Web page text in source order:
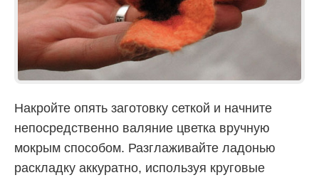
Накройте опять заготовку сеткой и начните
непосредственно валяние цветка вручную
мокрым способом. Разглаживайте ладонью
раскладку аккуратно, используя круговые